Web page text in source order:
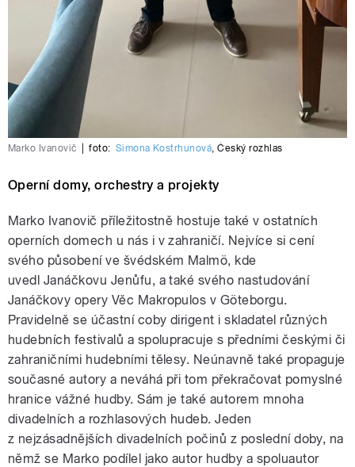
Marko Ivanovič foto: Simona Kostrhunová ,Český rozhlas
Operní domy, orchestry a projekty
Marko Ivanovič příležitostně hostuje také v ostatních
operních domech u nás i v zahraničí. Nejvíce si cení
svého působení ve švédském Malmö, kde
uvedl Janáčkovu Jenůfu, a také svého nastudování
Janáčkovy opery Věc Makropulos v Göteborgu.
Pravidelně se účastní coby dirigent i skladatel různých
hudebních festivalů a spolupracuje s předními českými či
zahraničními hudebními tělesy. Neúnavně také propaguje
současné autory a neváhá při tom překračovat pomyslné
hranice vážné hudby. Sám je také autorem mnoha
divadelních a rozhlasových hudeb. Jeden
z nejzásadnějších divadelních počinů z poslední doby, na
němž se Marko podílel jako autor hudby a spoluautor